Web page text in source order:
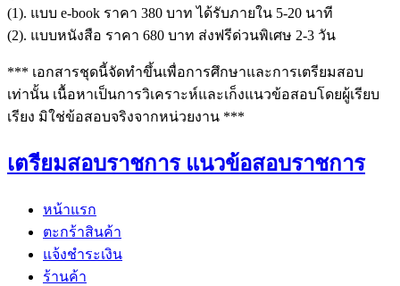
(1). แบบ e-book ราคา 380 บาท ได้รับภายใน 5-20 นาที
(2). แบบหนังสือ ราคา 680 บาท ส่งฟรีด่วนพิเศษ 2-3 วัน
*** เอกสารชุดนี้จัดทำขึ้นเพื่อการศึกษาและการเตรียมสอบ
เท่านั้น เนื้อหาเป็นการวิเคราะห์และเก็งแนวข้อสอบโดยผู้เรียบ
เรียง มิใช่ข้อสอบจริงจากหน่วยงาน ***
เตรียมสอบราชการ แนวข้อสอบราชการ
หน้าแรก
ตะกร้าสินค้า
แจ้งชำระเงิน
ร้านค้า